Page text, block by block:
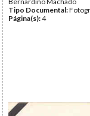
Tipo Documental:
Página(s):4